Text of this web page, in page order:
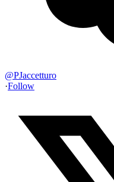
@PJaccetturo
·Follow